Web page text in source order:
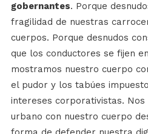
gobernantes. Porque
fragilidad de nuestras
cuerpos. Porque desnudos
que los conductores se fijen
mostramos nuestro cuerpo
el pudor y los tabúes
intereses corporativistas.
urbano con nuestro cuerpo